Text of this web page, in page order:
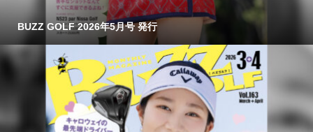
BUZZ GOLF 2026年5月号 発行